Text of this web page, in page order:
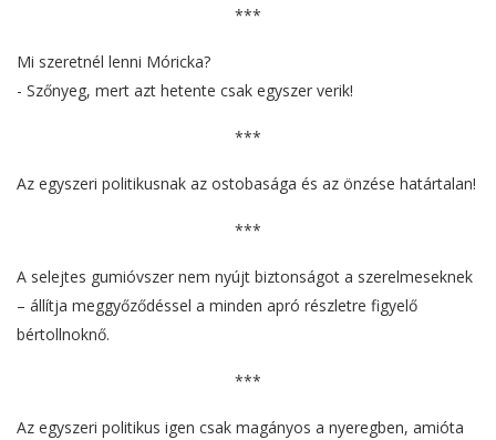
***
Mi szeretnél lenni Móricka?
- Szőnyeg, mert azt hetente csak egyszer verik!
***
Az egyszeri politikusnak az ostobasága és az önzése határtalan!
***
A selejtes gumióvszer nem nyújt biztonságot a szerelmeseknek
– állítja meggyőződéssel a minden apró részletre figyelő
bértollnoknő.
***
Az egyszeri politikus igen csak magányos a nyeregben, amióta